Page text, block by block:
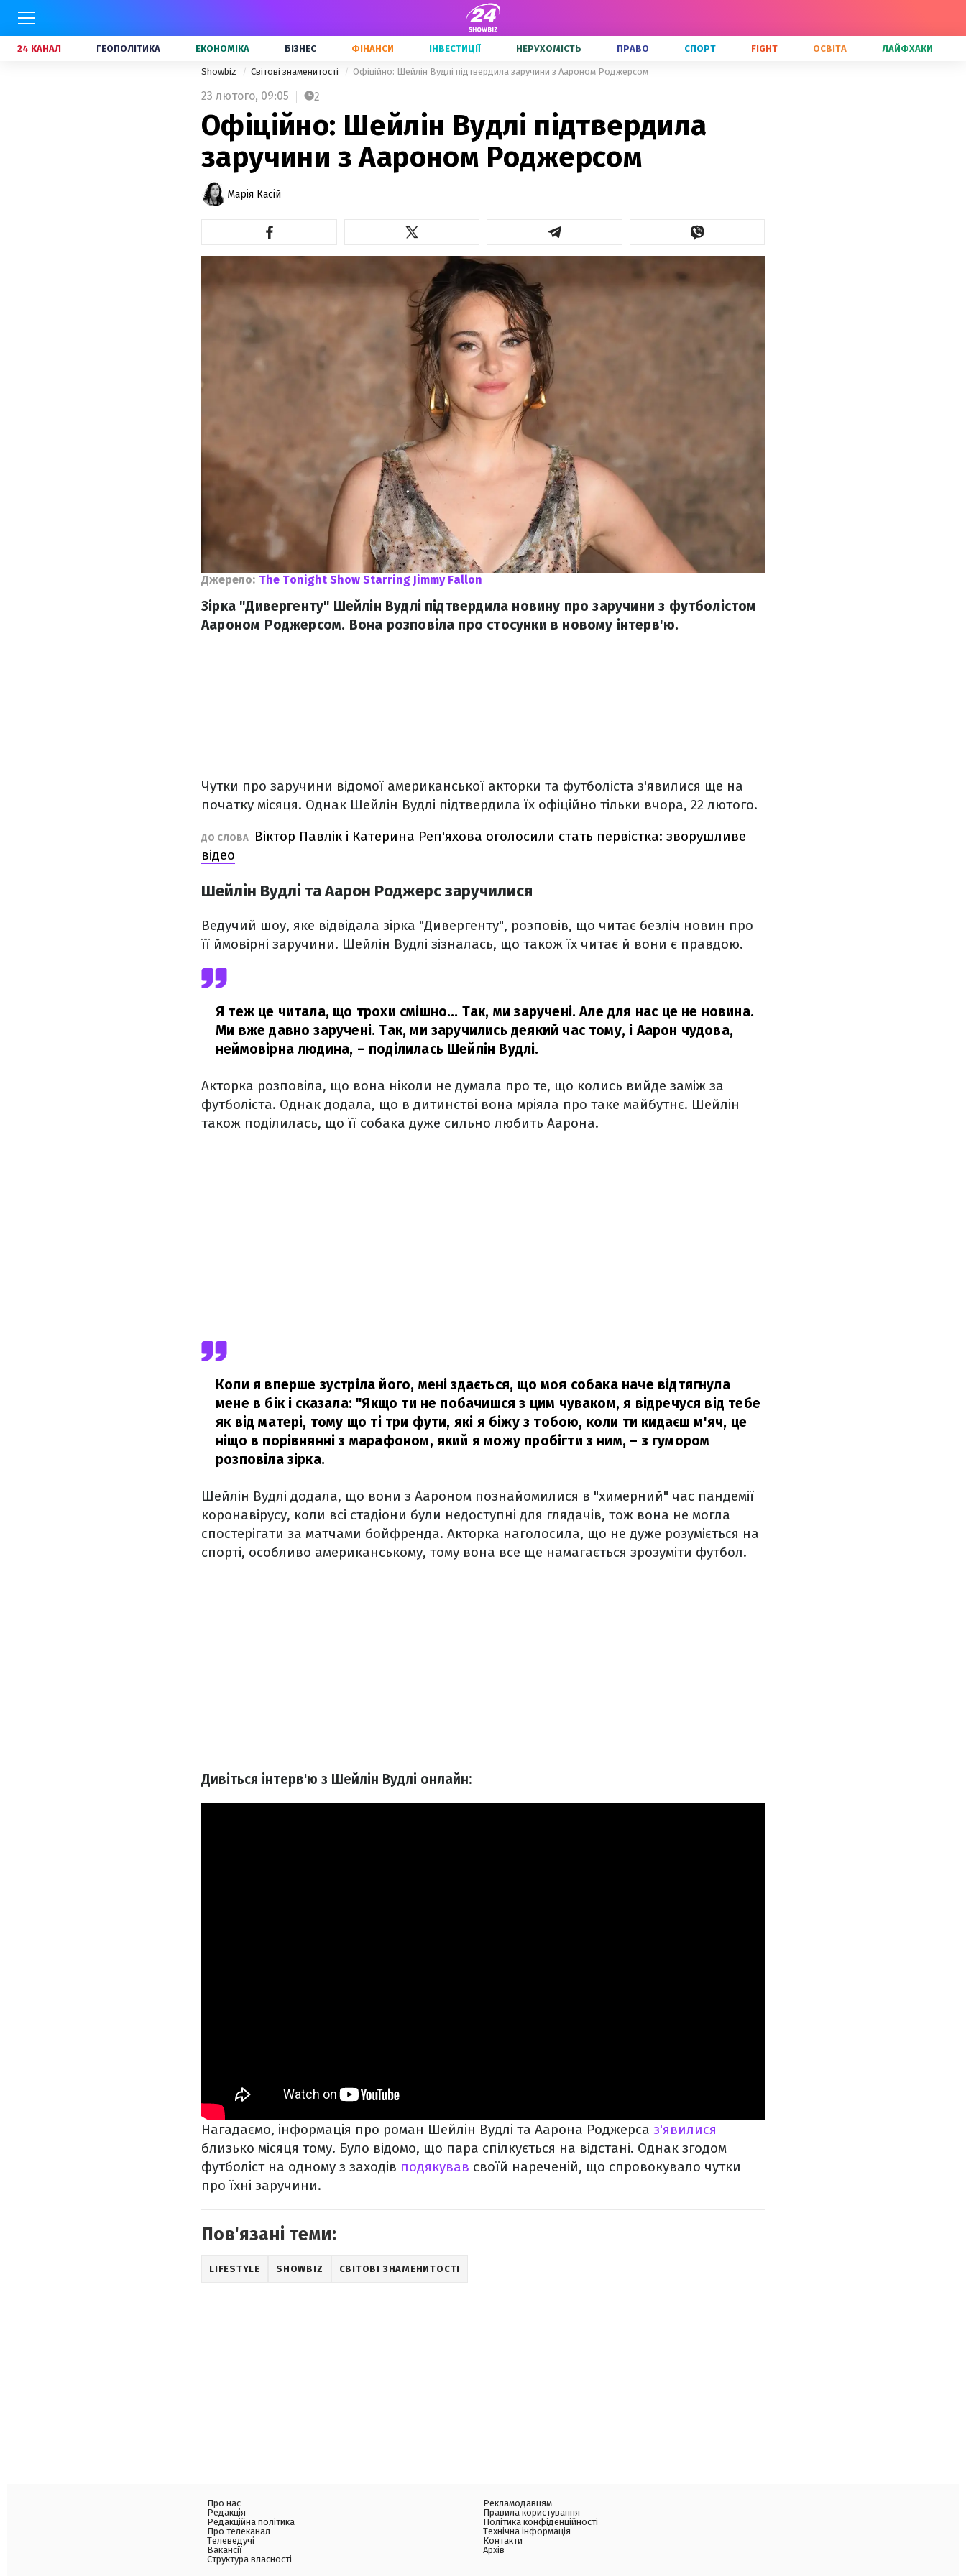
24 КАНАЛ ГЕОПОЛІТИКА ЕКОНОМІКА БІЗНЕС ФІНАНСИ ІНВЕСТИЦІЇ НЕРУХОМІСТЬ ПРАВО СПОРТ FIGHT ОСВІТА ЛАЙФХАКИ
Showbiz Світові знаменитості Офіційно: Шейлін Вудлі підтвердила заручини з Аароном Роджерсом
23 лютого, 09:05 2
Офіційно: Шейлін Вудлі підтвердила
заручини з Аароном Роджерсом
Марія Касій
Джерело: The Tonight Show Starring Jimmy Fallon
Зірка "Дивергенту" Шейлін Вудлі підтвердила новину про заручини з футболістом
Аароном Роджерсом. Вона розповіла про стосунки в новому інтерв'ю.
Чутки про заручини відомої американської акторки та футболіста з'явилися ще на
початку місяця. Однак Шейлін Вудлі підтвердила їх офіційно тільки вчора, 22 лютого.
ДО СЛОВА
Віктор Павлік і Катерина Реп'яхова оголосили стать первістка: зворушливе
відео
Шейлін Вудлі та Аарон Роджерс заручилися
Ведучий шоу, яке відвідала зірка "Дивергенту", розповів, що читає безліч новин про
її ймовірні заручини. Шейлін Вудлі зізналась, що також їх читає й вони є правдою.
Я теж це читала, що трохи смішно... Так, ми заручені. Але для нас це не новина.
Ми вже давно заручені. Так, ми заручились деякий час тому, і Аарон чудова,
неймовірна людина, – поділилась Шейлін Вудлі.
Акторка розповіла, що вона ніколи не думала про те, що колись вийде заміж за
футболіста. Однак додала, що в дитинстві вона мріяла про таке майбутнє. Шейлін
також поділилась, що її собака дуже сильно любить Аарона.
Коли я вперше зустріла його, мені здається, що моя собака наче відтягнула
мене в бік і сказала: "Якщо ти не побачишся з цим чуваком, я відречуся від тебе
як від матері, тому що ті три фути, які я біжу з тобою, коли ти кидаєш м'яч, це
ніщо в порівнянні з марафоном, який я можу пробігти з ним, – з гумором
розповіла зірка.
Шейлін Вудлі додала, що вони з Аароном познайомилися в "химерний" час пандемії
коронавірусу, коли всі стадіони були недоступні для глядачів, тож вона не могла
спостерігати за матчами бойфренда. Акторка наголосила, що не дуже розуміється на
спорті, особливо американському, тому вона все ще намагається зрозуміти футбол.
Дивіться інтерв'ю з Шейлін Вудлі онлайн:
Нагадаємо, інформація про роман Шейлін Вудлі та Аарона Роджерса з'явилися
близько місяця тому. Було відомо, що пара спілкується на відстані. Однак згодом
футболіст на одному з заходів подякував своїй нареченій, що спровокувало чутки
про їхні заручини.
Пов'язані теми:
LIFESTYLE SHOWBIZ СВІТОВІ ЗНАМЕНИТОСТІ
Про нас
Редакція
Редакційна політика
Про телеканал
Телеведучі
Вакансії
Структура власності
Рекламодавцям
Правила користування
Політика конфіденційності
Технічна інформація
Контакти
Архів